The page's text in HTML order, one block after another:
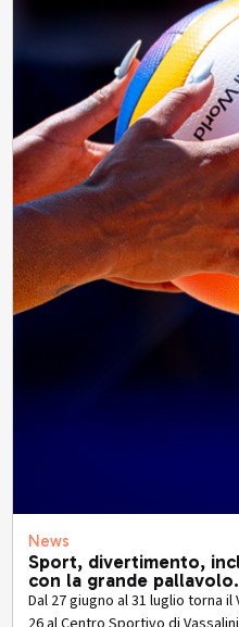
News
Sport, divertimento,
con la grande
a tornare protagonista
Volley Campus 26.
Dal 27 giugno al 31 luglio torna